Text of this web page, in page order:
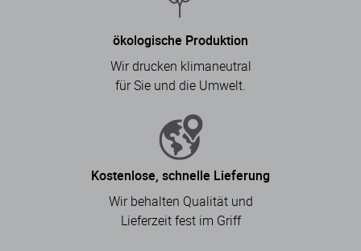
ökologische Produktion
Wir drucken klimaneutral
für Sie und die Umwelt.
Kostenlose, schnelle Lieferung
Wir behalten Qualität und
Lieferzeit fest im Griff